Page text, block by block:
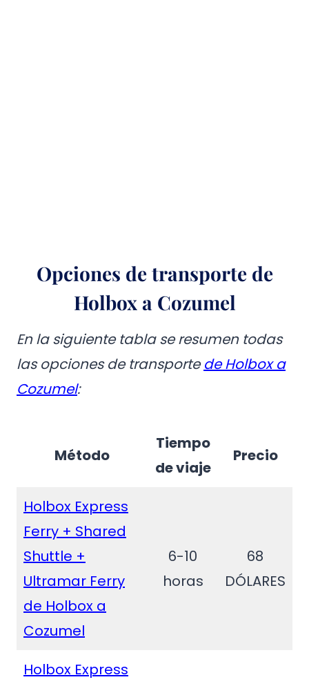
Opciones de transporte de
Holbox a Cozumel
En la siguiente tabla se resumen todas
las opciones de transportede Holbox a
Cozumel:
Método
Tiempo
de viaje
Precio
Holbox Express
Ferry + Shared
Shuttle +
Ultramar Ferry
de Holbox a
Cozumel
6-10
horas
68
DÓLARES
Holbox Express